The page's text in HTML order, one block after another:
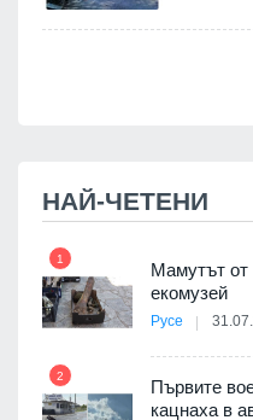
НАЙ-ЧЕТЕНИ
1
Мамутът от
екомузей
Русе
2
Първите
кацнаха в